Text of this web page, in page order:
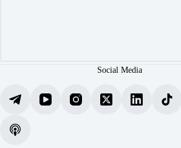
Social Media